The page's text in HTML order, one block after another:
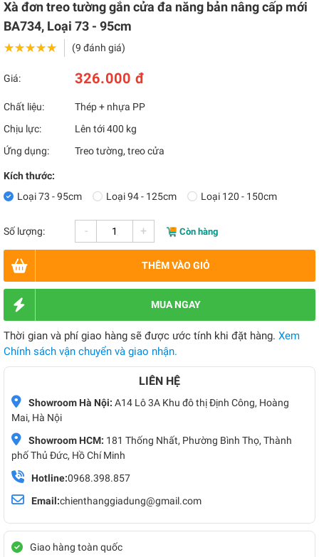
Xà đơn treo tường gắn cửa đa năng bản nâng cấp mới
BA734, Loại 73 - 95cm
★★★★★
★★★★★ (9 đánh giá)
Giá: 326.000 đ
Chất liệu:
Thép + nhựa PP
Chịu lực:
Lên tới 400 kg
Ứng dụng:
Treo tường, treo cửa
Kích thước:
Loại 73 - 95cm
Loại 94 - 125cm Loại 120 - 150cm
Số lượng: - + Còn hàng
THÊM VÀO GIỎ
MUA NGAY
Thời gian và phí giao hàng sẽ được ước tính khi đặt hàng. Xem
Chính sách vận chuyển và giao nhận.
LIÊN HỆ
Showroom Hà Nội: A14 Lô 3A Khu đô thị Định Công, Hoàng
Mai, Hà Nội
Showroom HCM: 181 Thống Nhất, Phường Bình Thọ, Thành
phố Thủ Đức, Hồ Chí Minh
Hotline:0968.398.857
Email:chienthanggiadung@gmail.com
Giao hàng toàn quốc